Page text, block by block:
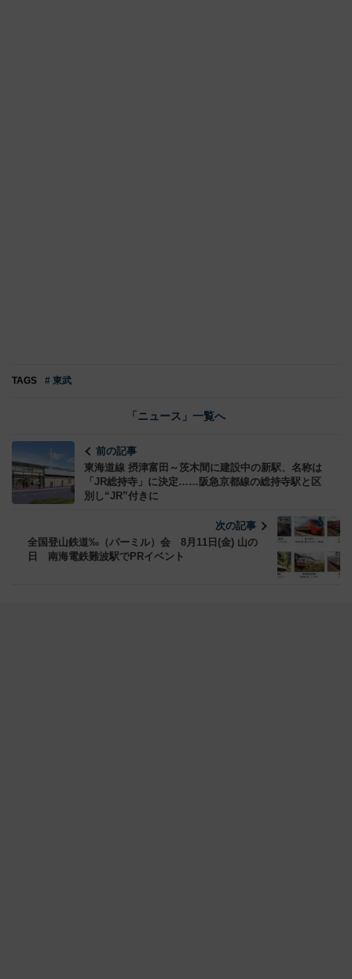
TAGS # 東武
「ニュース」一覧へ
前の記事
東海道線 摂津富田～茨木間に建設中の新駅、名称は
「JR総持寺」に決定……阪急京都線の総持寺駅と区
別し“JR”付きに
次の記事
全国登山鉄道‰（パーミル）会 8月11日(金) 山の
日 南海電鉄難波駅でPRイベント